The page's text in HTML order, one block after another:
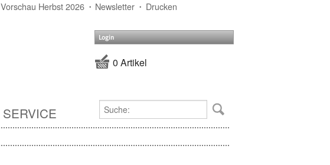
Vorschau Herbst 2026 Newsletter Drucken
Login
0 Artikel
SERVICE